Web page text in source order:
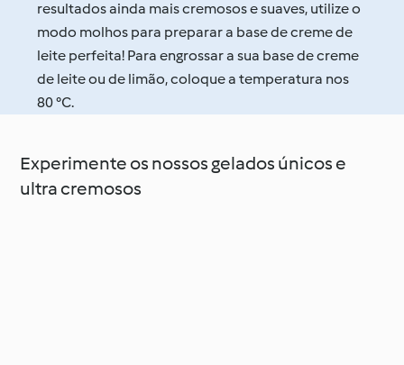
resultados ainda mais cremosos e suaves, utilize o
modo molhos para preparar a base de creme de
leite perfeita! Para engrossar a sua base de creme
de leite ou de limão, coloque a temperatura nos
80 °C.
Experimente os nossos gelados únicos e
ultra cremosos